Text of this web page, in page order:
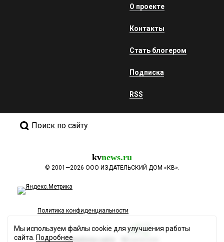
О проекте
Контакты
Стать блогером
Подписка
RSS
Поиск по сайту
kvnews.ru
© 2001—2026 ООО ИЗДАТЕЛЬСКИЙ ДОМ «КВ».
Политика конфиденциальности
Разработка сайта
Мы используем файлы cookie для улучшения работы
сайта. Подробнее